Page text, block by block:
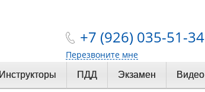
+7 (926) 035-51-34
Перезвоните мне
Инструкторы ПДД Экзамен Видео